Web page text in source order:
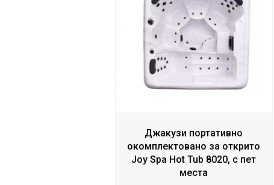
Джакузи портативно
окомплектовано за открито
Joy Spa Hot Tub 8020, с пет
места